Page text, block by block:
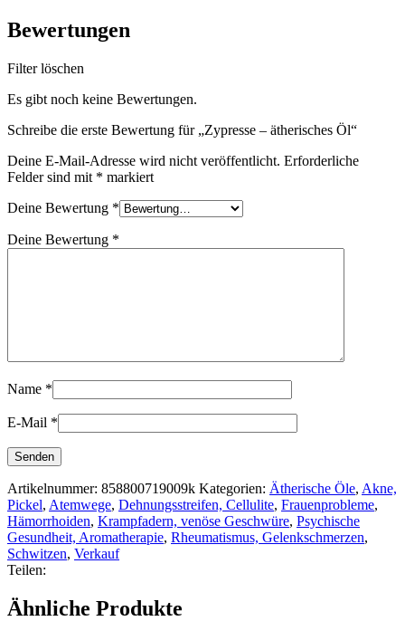
Bewertungen
Filter löschen
Es gibt noch keine Bewertungen.
Schreibe die erste Bewertung für „Zypresse – ätherisches Öl“
Deine E-Mail-Adresse wird nicht veröffentlicht. Erforderliche
Felder sind mit * markiert
Deine Bewertung *
Deine Bewertung *
Name *
E-Mail *
Artikelnummer: 858800719009k Kategorien: Ätherische Öle, Akne,
Pickel, Atemwege, Dehnungsstreifen, Cellulite, Frauenprobleme,
Hämorrhoiden, Krampfadern, venöse Geschwüre, Psychische
Gesundheit, Aromatherapie, Rheumatismus, Gelenkschmerzen,
Schwitzen, Verkauf
Teilen:
Ähnliche Produkte